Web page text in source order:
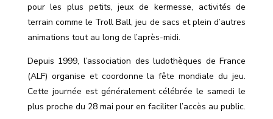
pour les plus petits, jeux de kermesse, activités de
terrain comme le Troll Ball, jeu de sacs et plein d’autres
animations tout au long de l’après-midi.
Depuis 1999, l’association des ludothèques de France
(ALF) organise et coordonne la fête mondiale du jeu.
Cette journée est généralement célébrée le samedi le
plus proche du 28 mai pour en faciliter l’accès au public.